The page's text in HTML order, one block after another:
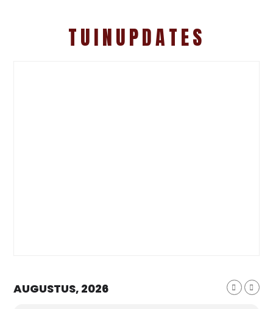
TUINUPDATES
AUGUSTUS, 2026